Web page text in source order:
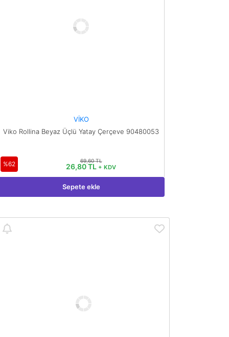
VİKO
Viko Rollina Beyaz Üçlü Yatay Çerçeve 90480053
%62 69,60 TL
26,80 TL + KDV
Sepete ekle